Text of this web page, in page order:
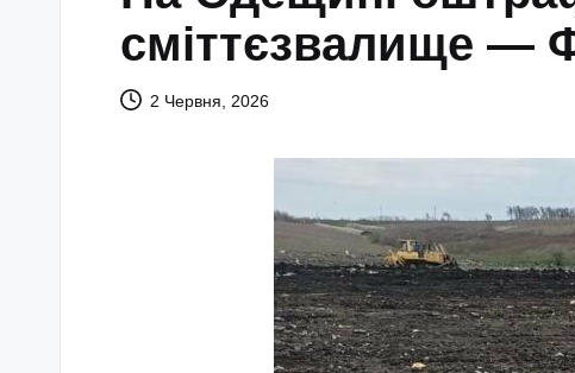
сміттєзвалище —
2 Червня, 2026